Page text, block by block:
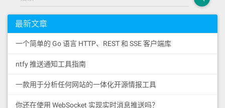
最新文章
一个简单的 Go 语言 HTTP、REST 和 SSE 客户端库
ntfy 推送通知工具指南
一款用于分析任何网站的一体化开源情报工具
你还在使用 WebSocket 实现实时消息推送吗？